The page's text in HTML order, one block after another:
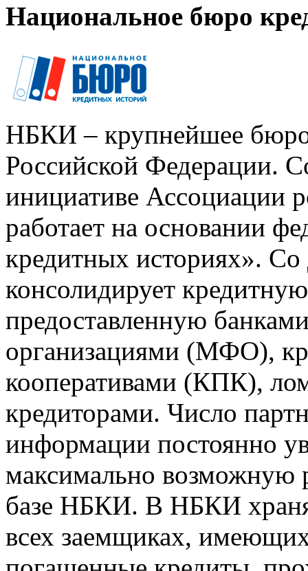
Национальное бюро
НБКИ – крупнейшее
Российской Федерации.
инициативе Ассоциации
работает на основании
кредитных историях».
консолидирует
предоставленную
организациями (МФО),
кооперативами (КПК),
кредиторами. Число
информации постоянно
максимально возможную
базе НБКИ. В НБКИ
всех заемщиках,